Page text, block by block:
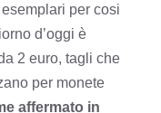
per cosi
d’oggi è
2 euro, tagli che
per monete
affermato in